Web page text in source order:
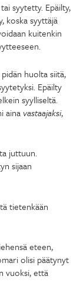
syytetty. Epäilty,
koska syyttäjä
kuitenkin
huolta siitä,
Epäilty
syylliseltä.
ainavastaajaksi,
juttuun.
sijaan
tietenkään
eteen,
olisi päätynyt
vuoksi, että